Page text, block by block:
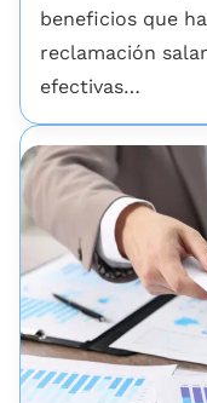
beneficios que
reclamación
efectivas…